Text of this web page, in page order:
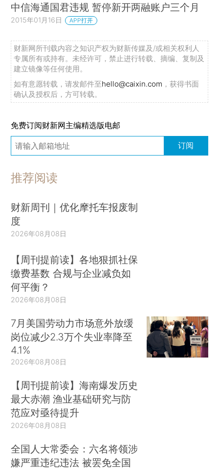
中信海通国君违规 暂停新开两融账户三个月
2015年01月16日 APP打开
财新网所刊载内容之知识产权为财新传媒及/或相关权利人
专属所有或持有。未经许可，禁止进行转载、摘编、复制及
建立镜像等任何使用。
如有意愿转载，请发邮件至hello@caixin.com ，获得书面
确认及授权后，方可转载。
免费订阅财新网主编精选版电邮
订阅
推荐阅读
财新周刊｜优化摩托车报废制
度
2026年08月08日
【周刊提前读】各地狠抓社保
缴费基数 合规与企业减负如
何平衡？
2026年08月08日
7月美国劳动力市场意外放缓
岗位减少2.3万个失业率降至
4.1%
2026年08月08日
【周刊提前读】海南爆发历史
最大赤潮 渔业基础研究与防
范应对亟待提升
2026年08月08日
全国人大常委会：六名将领涉
嫌严重违纪违法 被罢免全国